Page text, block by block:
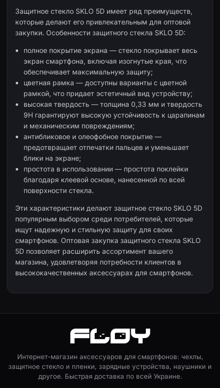
Защитное стекло SKLO 5D имеет ряд преимуществ,
которые делают его привлекательным для оптовой
закупки. Особенности защитного стекла SKLO 5D:
полное покрытие экрана — стекло покрывает весь
экран смартфона, включая изогнутые края, что
обеспечивает максимальную защиту;
цветная рамка — доступны варианты с цветной
рамкой, что придает эстетичный вид устройству;
высокая твердость — толщина 0,33 мм и твердость
9H гарантируют высокую устойчивость к царапинам
и механическим повреждениям;
антибликовое и олеофобное покрытие —
предотвращает отпечатки пальцев и уменьшает
блики на экране;
простота в использовании — простота поклейки
благодаря клеевой основе, нанесенной по всей
поверхности стекла.
Эти характеристики делают защитное стекло SKLO 5D
популярным выбором среди потребителей, которые
ищут надежную и стильную защиту для своих
смартфонов. Оптовая закупка защитного стекла SKLO
5D позволяет расширить ассортимент вашего
магазина, удовлетворяя потребности клиентов в
высококачественных аксессуарах для смартфонов.
Интернет-магазин аксессуаров для смартфонов: чехлы,
защитное стекло и пленки, зарядные устройства, наушники и
другое. Быстрая доставка по всей Украине.